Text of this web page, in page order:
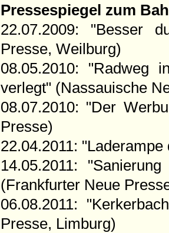
Pressespiegel zum
22.07.2009: "Besser
Presse, Weilburg)
08.05.2010: "Radweg
verlegt" (Nassauische
08.07.2010: "Der
Presse)
22.04.2011:
14.05.2011:
(Frankfurter Neue
06.08.2011:
Presse, Limburg)